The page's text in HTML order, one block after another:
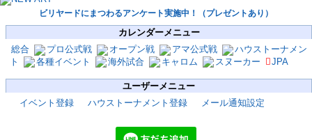
ビリヤードにまつわるアンケート実施中！（プレゼントあり）
カレンダーメニュー
総合
プロ公式戦 オープン戦 アマ公式戦
ハウストーナメン
ト
各種イベント 海外試合 キャロム スヌーカー JPA
ユーザーメニュー
イベント登録
ハウストーナメント登録 メール通知設定